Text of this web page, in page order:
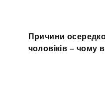
Причини
чоловіків – чому